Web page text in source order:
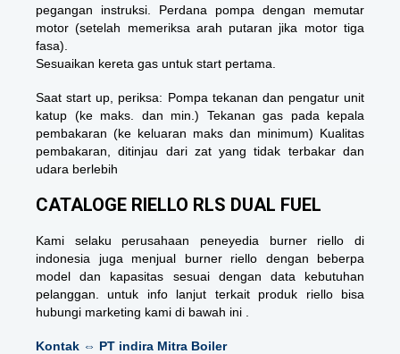
pegangan instruksi. Perdana pompa dengan memutar
motor (setelah memeriksa arah putaran jika motor tiga
fasa).
Sesuaikan kereta gas untuk start pertama.
Saat start up, periksa: Pompa tekanan dan pengatur unit
katup (ke maks. dan min.) Tekanan gas pada kepala
pembakaran (ke keluaran maks dan minimum) Kualitas
pembakaran, ditinjau dari zat yang tidak terbakar dan
udara berlebih
CATALOGE RIELLO RLS DUAL FUEL
Kami selaku perusahaan peneyedia burner riello di
indonesia juga menjual burner riello dengan beberpa
model dan kapasitas sesuai dengan data kebutuhan
pelanggan. untuk info lanjut terkait produk riello bisa
hubungi marketing kami di bawah ini .
Kontak ⇔ PT indira Mitra Boiler